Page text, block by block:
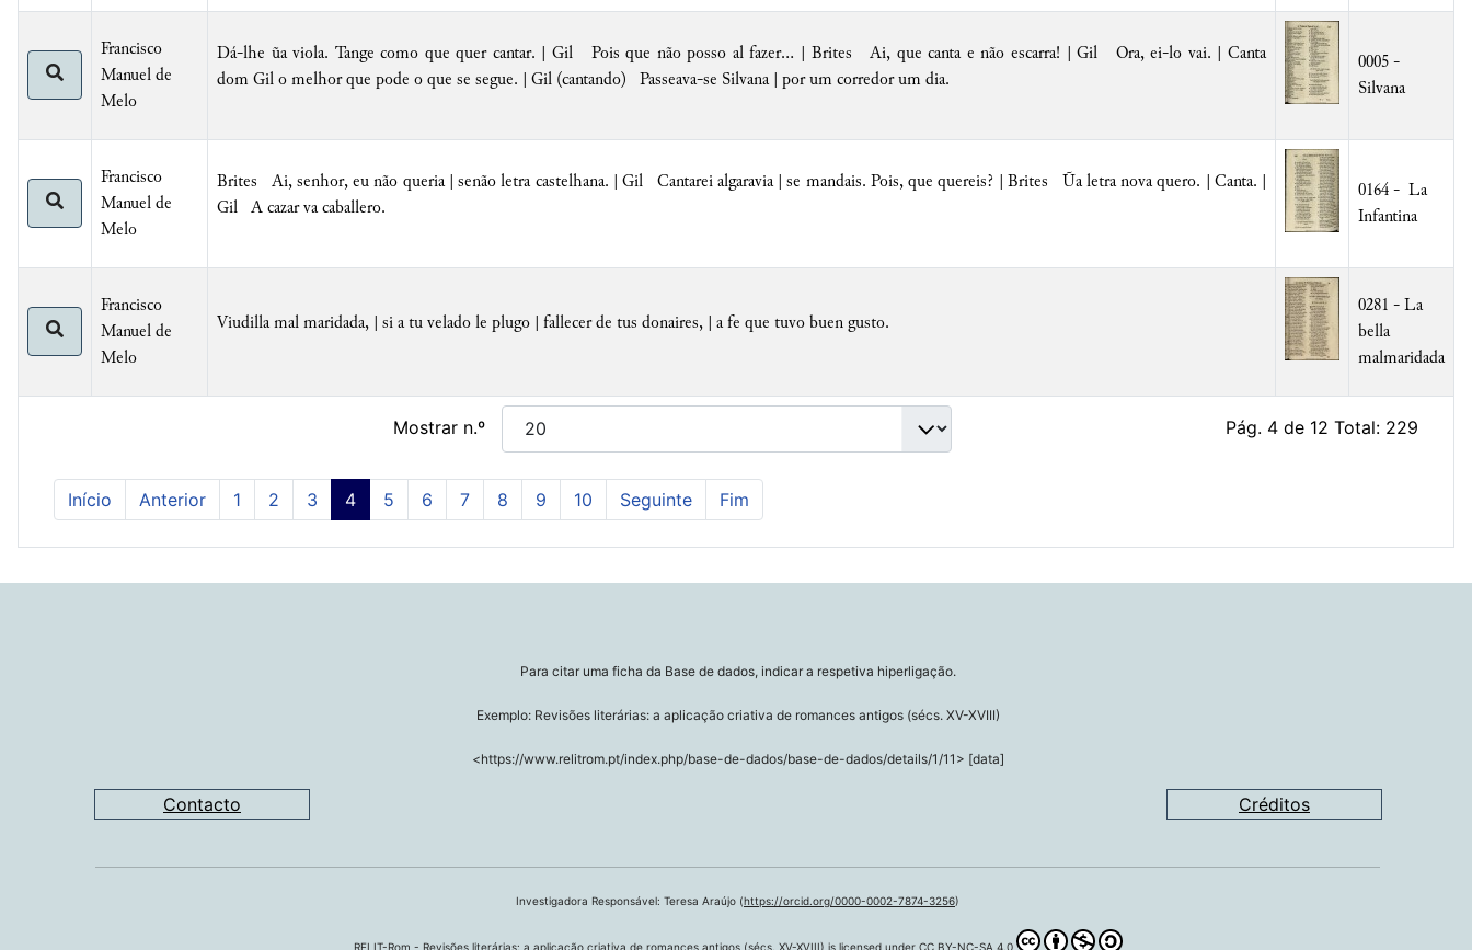
Mostrar n.º Pág. 4 de 12 Total: 229
Início Anterior 1 2 3 4 5 6 7 8 9 10 Seguinte Fim
Francisco
Manuel de
Melo
Dá-lhe ũa viola. Tange como que quer cantar. | Gil Pois que não posso al fazer... | Brites Ai, que canta e não escarra! | Gil Ora, ei-lo vai. | Canta
dom Gil o melhor que pode o que se segue. | Gil (cantando) Passeava-se Silvana | por um corredor um dia.
0005 -
Silvana
Francisco
Manuel de
Melo
Brites Ai, senhor, eu não queria | senão letra castelhana. | Gil Cantarei algaravia | se mandais. Pois, que quereis? | Brites Ũa letra nova quero. | Canta. |
Gil A cazar va caballero.
0164 - La
Infantina
Francisco
Manuel de
Melo
Viudilla mal maridada, | si a tu velado le plugo | fallecer de tus donaires, | a fe que tuvo buen gusto.
0281 - La
bella
malmaridada
Para citar uma ficha da Base de dados, indicar a respetiva hiperligação.
Exemplo: Revisões literárias: a aplicação criativa de romances antigos (sécs. XV-XVIII)
<https://www.relitrom.pt/index.php/base-de-dados/base-de-dados/details/1/11> [data]
Contacto Créditos
Investigadora Responsável: Teresa Araújo (https://orcid.org/0000-0002-7874-3256)
RELIT-Rom - Revisões literárias: a aplicação criativa de romances antigos (sécs. XV-XVIII) is licensed under CC BY-NC-SA 4.0